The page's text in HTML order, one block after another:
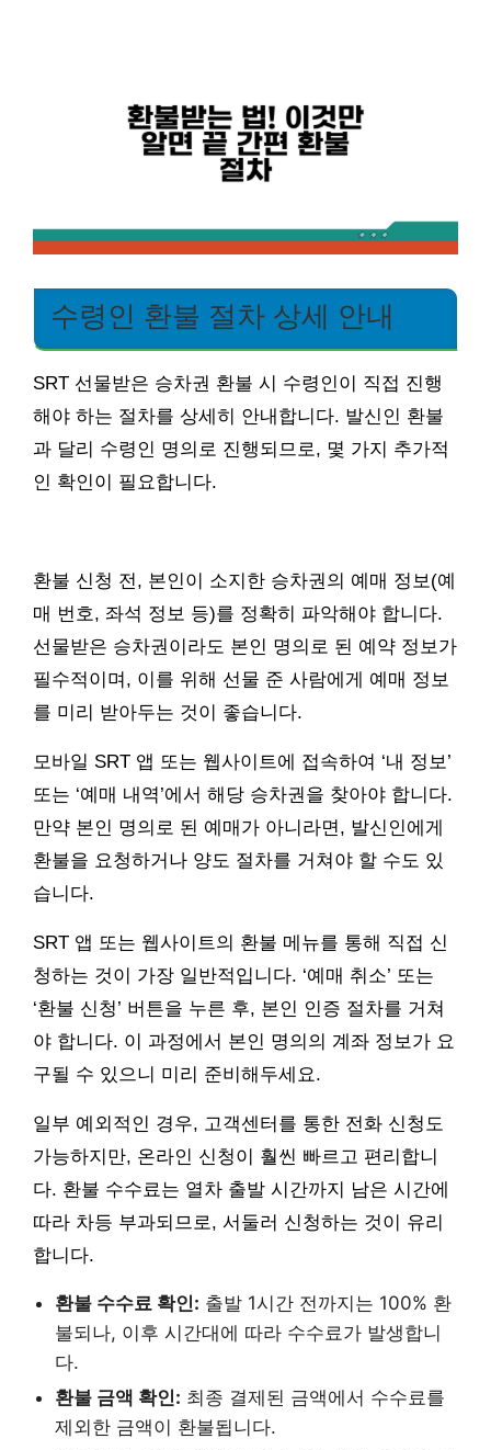
수령인 환불 절차 상세 안내
SRT 선물받은 승차권 환불 시 수령인이 직접 진행
해야 하는 절차를 상세히 안내합니다. 발신인 환불
과 달리 수령인 명의로 진행되므로, 몇 가지 추가적
인 확인이 필요합니다.
환불 신청 전, 본인이 소지한 승차권의 예매 정보(예
매 번호, 좌석 정보 등)를 정확히 파악해야 합니다.
선물받은 승차권이라도 본인 명의로 된 예약 정보가
필수적이며, 이를 위해 선물 준 사람에게 예매 정보
를 미리 받아두는 것이 좋습니다.
모바일 SRT 앱 또는 웹사이트에 접속하여 ‘내 정보’
또는 ‘예매 내역’에서 해당 승차권을 찾아야 합니다.
만약 본인 명의로 된 예매가 아니라면, 발신인에게
환불을 요청하거나 양도 절차를 거쳐야 할 수도 있
습니다.
SRT 앱 또는 웹사이트의 환불 메뉴를 통해 직접 신
청하는 것이 가장 일반적입니다. ‘예매 취소’ 또는
‘환불 신청’ 버튼을 누른 후, 본인 인증 절차를 거쳐
야 합니다. 이 과정에서 본인 명의의 계좌 정보가 요
구될 수 있으니 미리 준비해두세요.
일부 예외적인 경우, 고객센터를 통한 전화 신청도
가능하지만, 온라인 신청이 훨씬 빠르고 편리합니
다. 환불 수수료는 열차 출발 시간까지 남은 시간에
따라 차등 부과되므로, 서둘러 신청하는 것이 유리
합니다.
환불 수수료 확인: 출발 1시간 전까지는 100% 환
불되나, 이후 시간대에 따라 수수료가 발생합니
다.
환불 금액 확인: 최종 결제된 금액에서 수수료를
제외한 금액이 환불됩니다.